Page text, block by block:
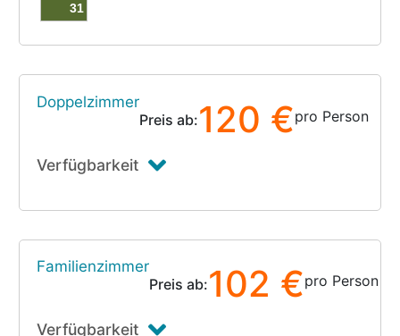
31
Doppelzimmer
Preis ab:120 €pro Person
Verfügbarkeit
Familienzimmer
Preis ab:102 €pro Person
Verfügbarkeit